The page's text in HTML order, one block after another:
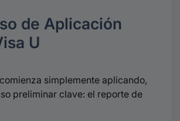
de Aplicación
U
simplemente aplicando,
preliminar clave: el reporte de